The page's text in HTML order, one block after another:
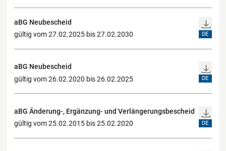
aBG Neubescheid
gültig vom 27.02.2025 bis 27.02.2030
DE
aBG Neubescheid
gültig vom 26.02.2020 bis 26.02.2025
DE
aBG Änderung-, Ergänzung- und Verlängerungsbescheid
gültig vom 25.02.2015 bis 25.02.2020
DE